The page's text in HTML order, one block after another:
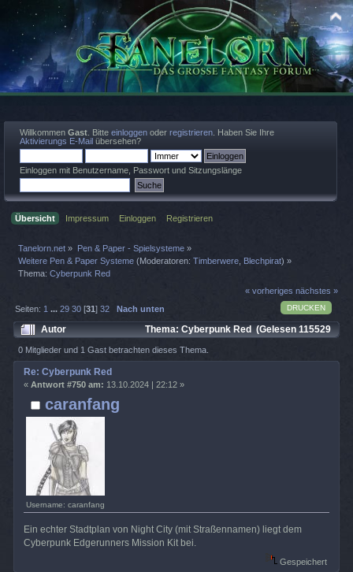
Willkommen Gast . Bitte einloggen oder registrieren . Haben Sie Ihre
Aktivierungs E-Mail übersehen?
Einloggen mit Benutzername, Passwort und Sitzungslänge
Übersicht Impressum Einloggen Registrieren
Tanelorn.net » Pen & Paper - Spielsysteme»
Weitere Pen & Paper Systeme (Moderatoren:Timberwere Blechpirat) »
Thema:Cyberpunk Red
« vorheriges nächstes »
DRUCKEN
Seiten: 1 ...29 30 [31]32 Nach unten
Autor
Thema: Cyberpunk Red (Gelesen 115529
mal)
0 Mitglieder und 1 Gast betrachten dieses Thema.
caranfang
Username: caranfang
Re: Cyberpunk Red
« Antwort #750 am: 13.10.2024 | 22:12 »
Ein echter Stadtplan von Night City (mit Straßennamen) liegt dem
Cyberpunk Edgerunners Mission Kit bei.
Gespeichert